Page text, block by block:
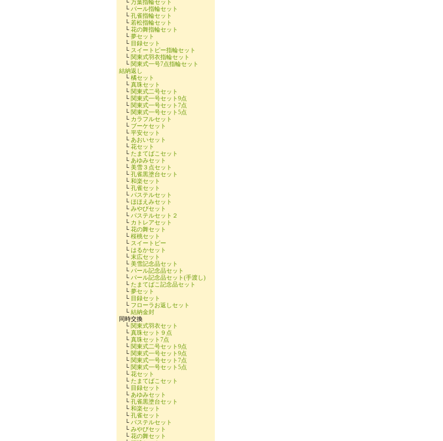
└ 万葉指輪セット
└ パール指輪セット
└ 孔雀指輪セット
└ 若松指輪セット
└ 花の舞指輪セット
└ 夢セット
└ 目録セット
└ スイートピー指輪セット
└ 関東式羽衣指輪セット
└ 関東式一号7点指輪セット
結納返し
└ 橘セット
└ 真珠セット
└ 関東式二号セット
└ 関東式一号セット9点
└ 関東式一号セット7点
└ 関東式一号セット5点
└ カラフルセット
└ ブーケセット
└ 平安セット
└ あおいセット
└ 花セット
└ たまてばこセット
└ あゆみセット
└ 美雪３点セット
└ 孔雀黒塗台セット
└ 和楽セット
└ 孔雀セット
└ パステルセット
└ ほほえみセット
└ みやびセット
└ パステルセット２
└ カトレアセット
└ 花の舞セット
└ 桜桃セット
└ スイートピー
└ はるかセット
└ 末広セット
└ 美雪記念品セット
└ パール記念品セット
└ パール記念品セット(手渡し)
└ たまてばこ記念品セット
└ 夢セット
└ 目録セット
└ フローラお返しセット
└ 結納金封
同時交換
└ 関東式羽衣セット
└ 真珠セット９点
└ 真珠セット7点
└ 関東式二号セット9点
└ 関東式一号セット9点
└ 関東式一号セット7点
└ 関東式一号セット5点
└ 花セット
└ たまてばこセット
└ 目録セット
└ あゆみセット
└ 孔雀黒塗台セット
└ 和楽セット
└ 孔雀セット
└ パステルセット
└ みやびセット
└ 花の舞セット